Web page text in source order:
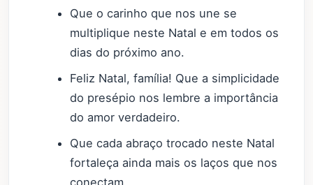
Que o carinho que nos une se
multiplique neste Natal e em todos os
dias do próximo ano.
Feliz Natal, família! Que a simplicidade
do presépio nos lembre a importância
do amor verdadeiro.
Que cada abraço trocado neste Natal
fortaleça ainda mais os laços que nos